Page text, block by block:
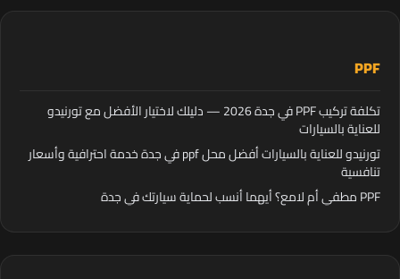
PPF
تكلفة تركيب PPF في جدة 2026 — دليلك لاختيار الأفضل مع تورنيدو
للعناية بالسيارات
تورنيدو للعناية بالسيارات أفضل محل ppf في جدة خدمة احترافية وأسعار
تنافسية
PPF مطفي أم لامع؟ أيهما أنسب لحماية سيارتك في جدة